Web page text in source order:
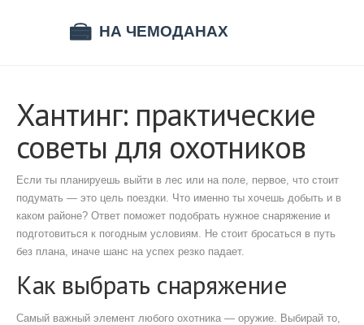
Хантинг: практические
советы для охотников
Если ты планируешь выйти в лес или на поле, первое, что стоит
подумать — это цель поездки. Что именно ты хочешь добыть и в
каком районе? Ответ поможет подобрать нужное снаряжение и
подготовиться к погодным условиям. Не стоит бросаться в путь
без плана, иначе шанс на успех резко падает.
Как выбрать снаряжение
Самый важный элемент любого охотника — оружие. Выбирай то,